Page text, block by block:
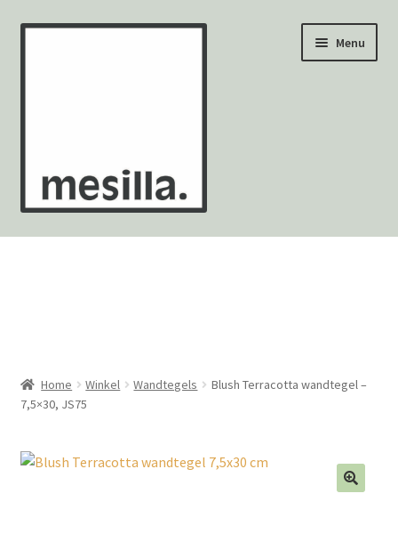
Ga
Ga
Menu
Wandtegels
Mozaïekvellen
Contact
Home Winkel Wandtegels
Blush Terracotta wandtegel –
7,5×30, JS75